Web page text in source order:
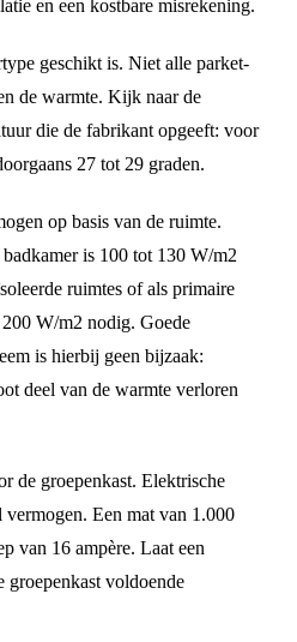
en een kostbare misrekening.
geschikt is. Niet alle parket-
de warmte. Kijk naar de
die de fabrikant opgeeft: voor
27 tot 29 graden.
op basis van de ruimte.
is 100 tot 130 W/m2
ruimtes of als primaire
W/m2 nodig. Goede
is hierbij geen bijzaak:
deel van de warmte verloren
de groepenkast. Elektrische
Een mat van 1.000
van 16 ampère. Laat een
voldoende